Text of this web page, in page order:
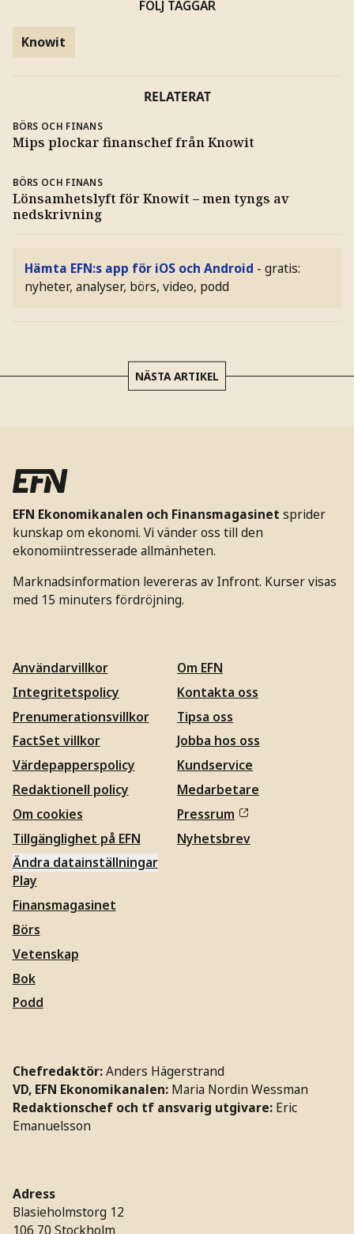
FÖLJ TAGGAR
Knowit
RELATERAT
BÖRS OCH FINANS
Mips plockar finanschef från Knowit
BÖRS OCH FINANS
Lönsamhetslyft för Knowit – men tyngs av
nedskrivning
Hämta EFN:s app för iOS och Android - gratis:
nyheter, analyser, börs, video, podd
NÄSTA ARTIKEL
EFN Ekonomikanalen och Finansmagasinet sprider
kunskap om ekonomi. Vi vänder oss till den
ekonomiintresserade allmänheten.
Marknadsinformation levereras av Infront. Kurser visas
med 15 minuters fördröjning.
Användarvillkor
Integritetspolicy
Prenumerationsvillkor
FactSet villkor
Värdepapperspolicy
Redaktionell policy
Om cookies
Tillgänglighet på EFN
Ändra datainställningar
Om EFN
Kontakta oss
Tipsa oss
Jobba hos oss
Kundservice
Medarbetare
Pressrum
Nyhetsbrev
Play
Finansmagasinet
Börs
Vetenskap
Bok
Podd
Chefredaktör:Anders Hägerstrand
VD, EFN Ekonomikanalen: Maria Nordin Wessman
Redaktionschef och tf ansvarig utgivare: Eric
Emanuelsson
Adress
Blasieholmstorg 12
106 70 Stockholm